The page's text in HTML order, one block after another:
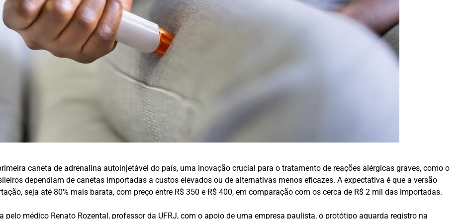
caneta de adrenalina autoinjetável do país, uma inovação crucial para o tratamento de reações alérgicas graves, como o
dependiam de canetas importadas a custos elevados ou de alternativas menos eficazes. A expectativa é que a versão
seja até 80% mais barata, com preço entre R$ 350 e R$ 400, em comparação com os cerca de R$ 2 mil das importadas.
pelo médico Renato Rozental, professor da UFRJ, com o apoio de uma empresa paulista, o protótipo aguarda registro na